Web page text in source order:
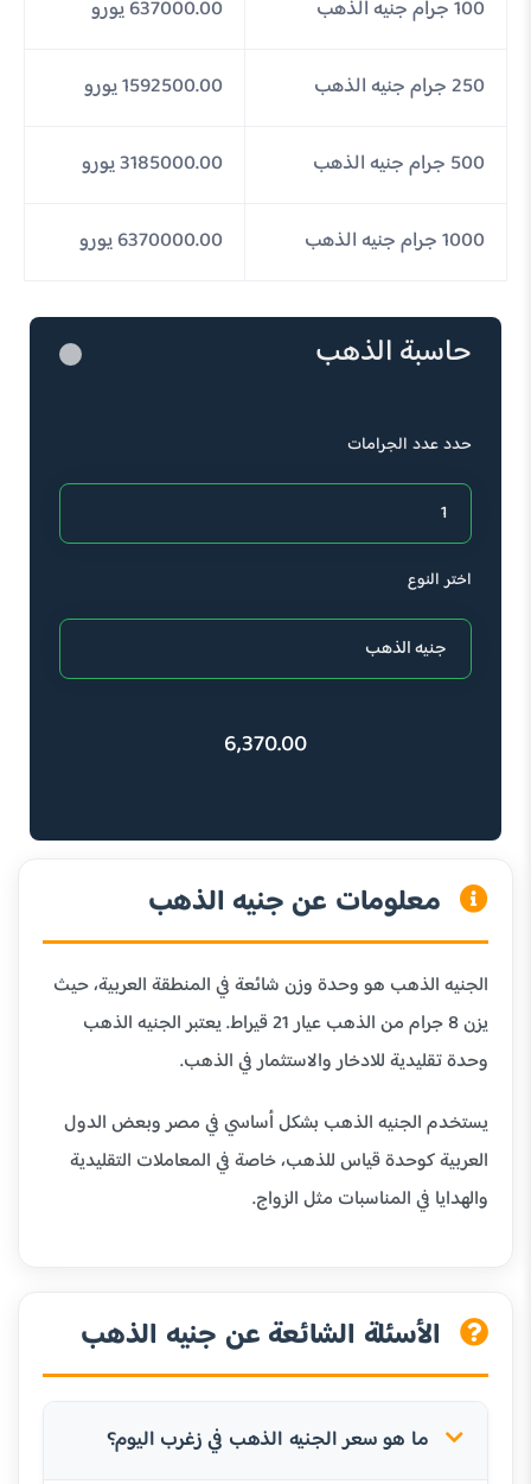
100 جرام جنيه الذهب 637000.00 يورو
250 جرام جنيه الذهب 1592500.00 يورو
500 جرام جنيه الذهب 3185000.00 يورو
1000 جرام جنيه الذهب 6370000.00 يورو
حاسبة الذهب
حدد عدد الجرامات
اختر النوع
6,370.00
معلومات عن جنيه الذهب
الجنيه الذهب هو وحدة وزن شائعة في المنطقة العربية، حيث
يزن 8 جرام من الذهب عيار 21 قيراط. يعتبر الجنيه الذهب
وحدة تقليدية للادخار والاستثمار في الذهب.
يستخدم الجنيه الذهب بشكل أساسي في مصر وبعض الدول
العربية كوحدة قياس للذهب، خاصة في المعاملات التقليدية
والهدايا في المناسبات مثل الزواج.
الأسئلة الشائعة عن جنيه الذهب
ما هو سعر الجنيه الذهب في زغرب اليوم؟